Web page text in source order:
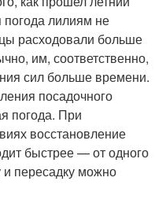
погода лилиям не
расходовали больше
им, соответственно,
сил больше времени.
посадочного
погода. При
восстановление
быстрее — от одного
пересадку можно